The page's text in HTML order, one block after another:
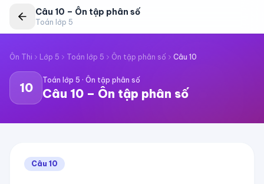
Câu 10 – Ôn tập phân số
Toán lớp 5
Ôn Thi Lớp 5 Toán lớp 5 Ôn tập phân số Câu 10
10
Toán lớp 5 · Ôn tập phân số
Câu 10 – Ôn tập phân số
Câu 10